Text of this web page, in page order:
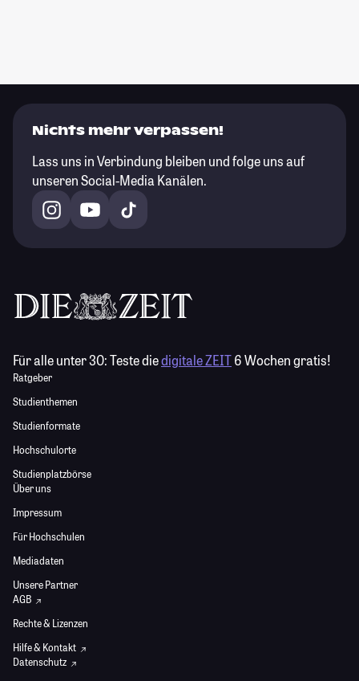
Nichts mehr verpassen!
Lass uns in Verbindung bleiben und folge uns auf
unseren Social-Media Kanälen.
Für alle unter 30:Teste diedigitale ZEIT6 Wochen gratis!
Ratgeber
Studienthemen
Studienformate
Hochschulorte
Studienplatzbörse
Über uns
Impressum
Für Hochschulen
Mediadaten
Unsere Partner
AGB
Rechte & Lizenzen
Hilfe & Kontakt
Datenschutz